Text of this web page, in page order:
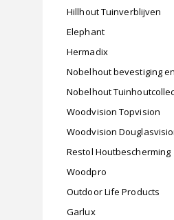
Hillhout Tuinverblijven
Elephant
Hermadix
Nobelhout bevestiging
Nobelhout
Woodvision Topvision
Woodvision
Restol Houtbescherming
Woodpro
Outdoor Life Products
Garlux